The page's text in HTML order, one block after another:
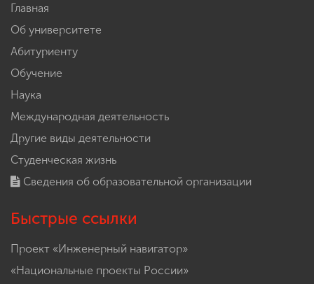
Главная
Об университете
Абитуриенту
Обучение
Наука
Международная деятельность
Другие виды деятельности
Студенческая жизнь
Сведения об образовательной организации
Быстрые ссылки
Проект «Инженерный навигатор»
«Национальные проекты России»